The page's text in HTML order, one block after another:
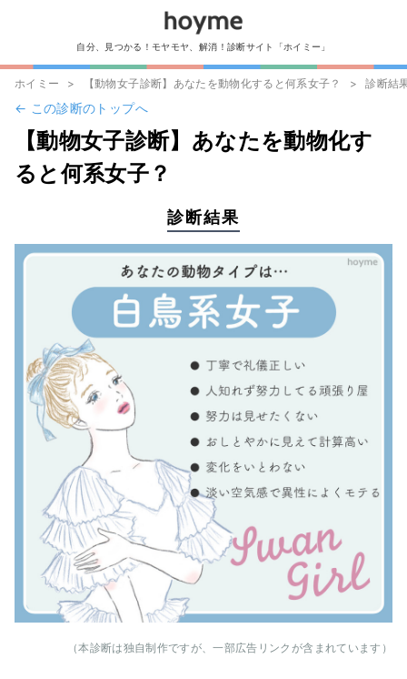
自分、見つかる！モヤモヤ、解消！診断サイト「ホイミー」
ホイミー 【動物女子診断】あなたを動物化すると何系女子？ 診断結
← この診断のトップへ
【動物女子診断】あなたを動物化す
ると何系女子？
診断結果
（本診断は独自制作ですが、一部広告リンクが含まれています）